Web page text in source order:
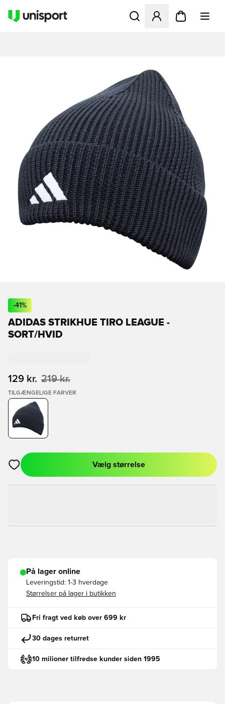
Åbner en Modal til at
-41%
ADIDAS STRIKHUE TIRO LEAGUE -
SORT/HVID
129 kr. 219 kr.
TILGÆNGELIGE FARVER
Åbner en Modal til at logge ind eller tilmelde dig som medlem
Vælg størrelse
På lager online
Leveringstid: 1-3 hverdage
Størrelser på lager i butikken
Fri fragt ved køb over 699 kr
30 dages returret
10 milioner tilfredse kunder siden 1995